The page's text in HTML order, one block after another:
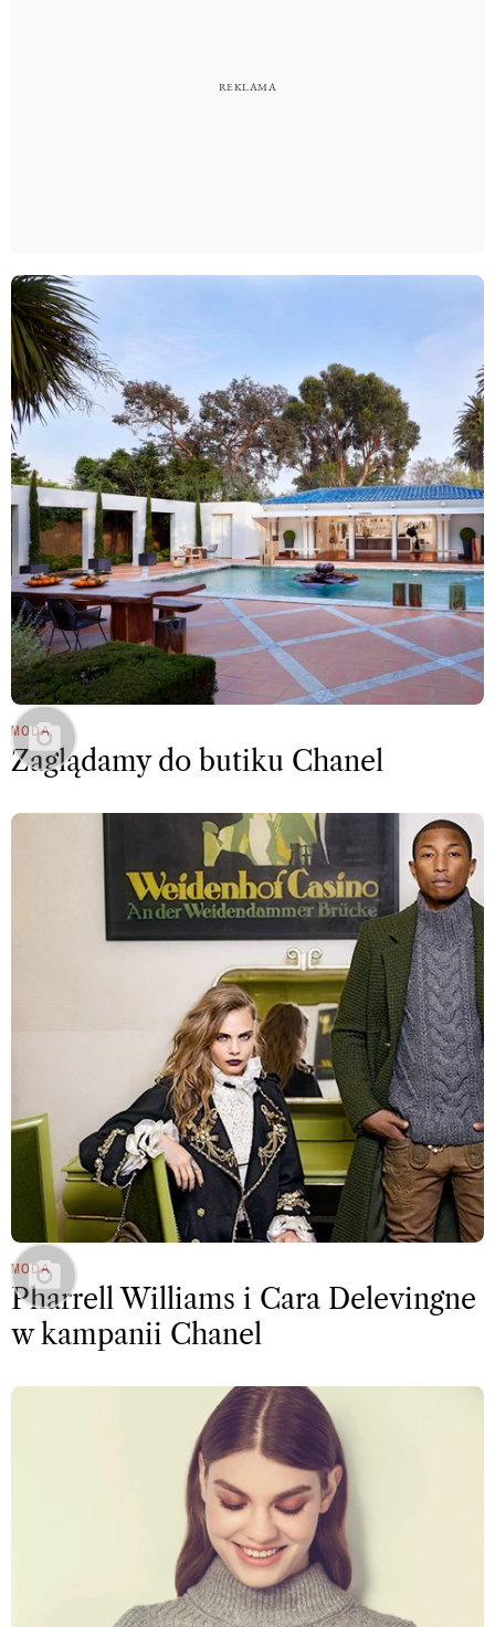
MODA
Zaglądamy do butiku Chanel
MODA
Pharrell Williams i Cara Delevingne
w kampanii Chanel